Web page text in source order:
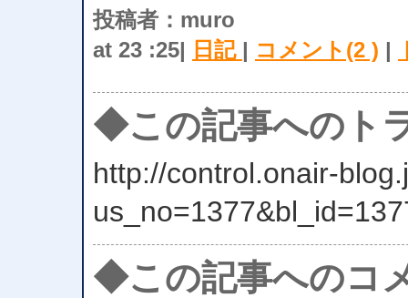
投稿者：muro
at 23 :25| 日記 | コメント(2 ) |
◆この記事へのト
http://control.onair-
◆この記事へのコ